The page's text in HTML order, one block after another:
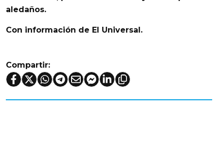
aledaños.
Con información de El Universal.
Compartir: